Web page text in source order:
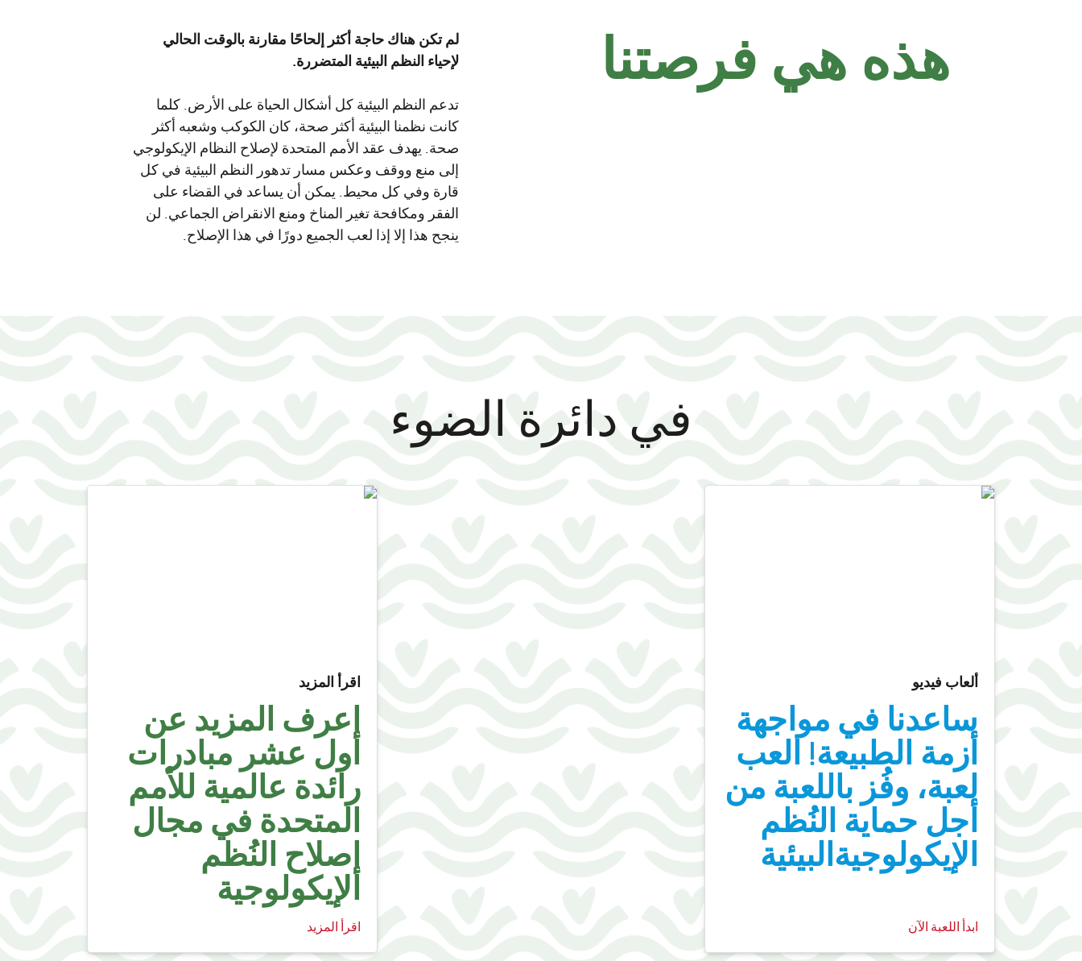
هذه هي فرصتنا
لم تكن هناك حاجة أكثر إلحاحًا مقارنة بالوقت الحالي
لإحياء النظم البيئية المتضررة.
تدعم النظم البيئية كل أشكال الحياة على الأرض. كلما
كانت نظمنا البيئية أكثر صحة، كان الكوكب وشعبه أكثر
صحة. يهدف عقد الأمم المتحدة لإصلاح النظام الإيكولوجي
إلى منع ووقف وعكس مسار تدهور النظم البيئية في كل
قارة وفي كل محيط. يمكن أن يساعد في القضاء على
الفقر ومكافحة تغير المناخ ومنع الانقراض الجماعي. لن
ينجح هذا إلا إذا لعب الجميع دورًا في هذا الإصلاح.
في دائرة الضوء
ألعاب فيديو
ساعدنا في مواجهة
أزمة الطبيعة! العب
لعبة، وفُز باللعبة من
أجل حماية النُظم
الإيكولوجيةالبيئية
ابدأ اللعبة الآن
اقرأ المزيد
اعرف المزيد عن
أول عشر مبادرات
رائدة عالمية للأمم
المتحدة في مجال
إصلاح النُظم
الإيكولوجية
اقرأ المزيد